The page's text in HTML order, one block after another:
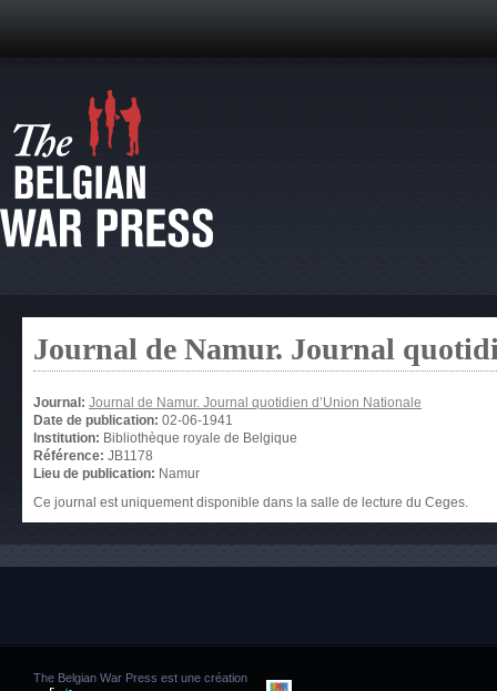
Journal de Namur. Journal
Journal: Journal de Namur. Journal quotidien d’Union Nationale
Date de publication: 02-06-1941
Institution: Bibliothèque royale de Belgique
Référence: JB1178
Lieu de publication: Namur
Ce journal est uniquement disponible dans la salle de lecture du Ceges.
The Belgian War Press est une création